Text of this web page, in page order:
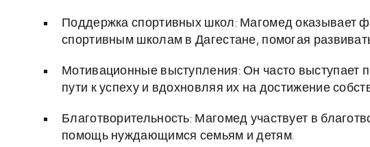
Поддержка спортивных школ: Магомед оказывает
спортивным школам в Дагестане, помогая
Мотивационные выступления: Он часто выступает
пути к успеху и вдохновляя их на достижение
Благотворительность: Магомед участвует в
помощь нуждающимся семьям и детям.